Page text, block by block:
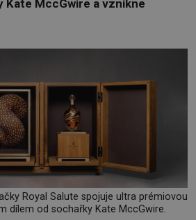
Kate MccGwire a vznikne
Royal Salute spojuje ultra prémiovou
dílem od sochařky Kate MccGwire.